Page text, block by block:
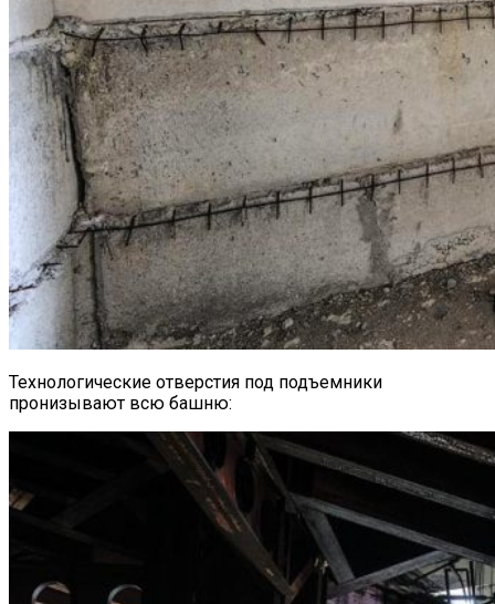
Технологические отверстия под подъемники
пронизывают всю башню: